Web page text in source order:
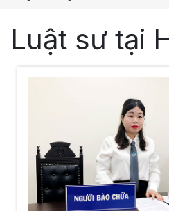
Luật sư tại